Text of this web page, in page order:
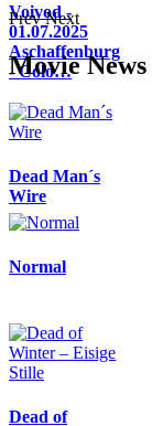
Voivod -
01.07.2025
Aschaffenburg
- Colo…
Prev Next
Movie News
Dead Man´s
Wire
Normal
Dead of